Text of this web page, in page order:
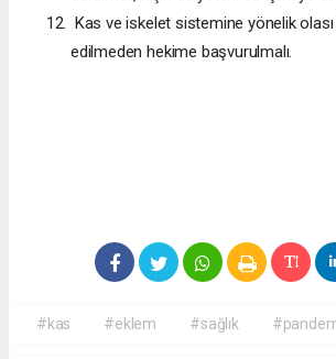
Kas ve iskelet sistemine yönelik
edilmeden hekime başvurulmalı.
#kas #eklem #sağlık